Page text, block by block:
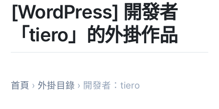
[WordPress] 開發者
「tiero」的外掛作品
首頁 › 外掛目錄 › 開發者：tiero